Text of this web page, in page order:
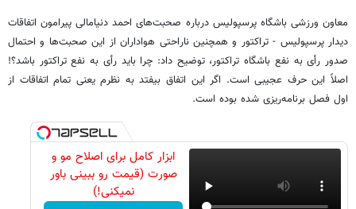
معاون ورزشی باشگاه پرسپولیس درباره صحبت‌های احمد دنیامالی پیرامون اتفاقات
دیدار پرسپولیس - تراکتور و همچنین ناراحتی هواداران از این صحبت‌ها و احتمال
صدور رأی به نفع باشگاه تراکتور، توضیح داد: چرا باید رأی به نفع تراکتور باشد؟!
اصلاً این حرف عجیبی است. اگر این اتفاق بیفتد به نظرم یعنی تمام اتفاقات از
اول فصل برنامه‌ریزی شده بوده است.
ابزار کامل برای اصلاح مو و
صورت (قیمت رو ببینی باور
نمیکنی!)